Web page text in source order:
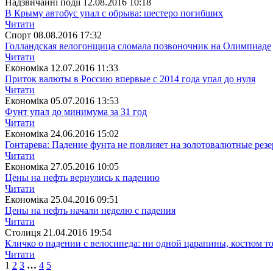
В Крыму автобус упал с обрыва: шестеро погибших
Читати
Спорт 08.08.2016 17:32
Голландская велогонщица сломала позвоночник на Олимпиаде
Читати
Економіка 12.07.2016 11:33
Приток валюты в Россию впервые с 2014 года упал до нуля
Читати
Економіка 05.07.2016 13:53
Фунт упал до минимума за 31 год
Читати
Економіка 24.06.2016 15:02
Гонтарева: Падение фунта не повлияет на золотовалютные
Читати
Економіка 27.05.2016 10:05
Цены на нефть вернулись к падению
Читати
Економіка 25.04.2016 09:51
Цены на нефть начали неделю с падения
Читати
Столиця 21.04.2016 19:54
Кличко о падении с велосипеда: ни одной царапины, костюм
Читати
1 2 3 … 4 5